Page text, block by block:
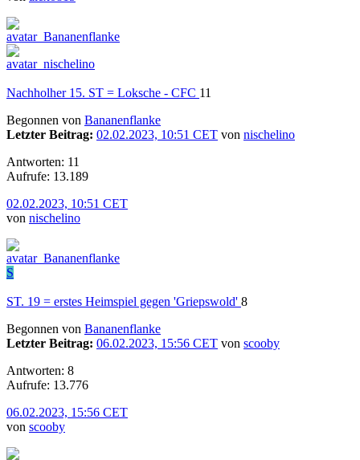
Nachholher 15. ST = Loksche - CFC 11
Begonnen von Bananenflanke
Letzter Beitrag: 02.02.2023, 10:51 CET von nischelino
Antworten: 11
Aufrufe: 13.189
02.02.2023, 10:51 CET
von nischelino
S
ST. 19 = erstes Heimspiel gegen 'Griepswold' 8
Begonnen von Bananenflanke
Letzter Beitrag: 06.02.2023, 15:56 CET von scooby
Antworten: 8
Aufrufe: 13.776
06.02.2023, 15:56 CET
von scooby